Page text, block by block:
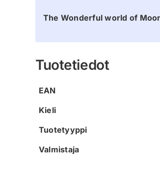
The Wonderful world of
Tuotetiedot
EAN
Kieli
Tuotetyyppi
Valmistaja